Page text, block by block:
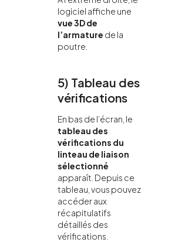
logiciel affiche une
vue 3D de
l’armature de la
poutre.
5) Tableau des
vérifications
En bas de l’écran, le
tableau des
vérifications du
linteau de liaison
sélectionné
apparaît. Depuis ce
tableau, vous pouvez
accéder aux
récapitulatifs
détaillés des
vérifications.